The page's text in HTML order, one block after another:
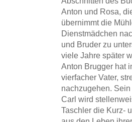
Anton und Rosa,
übernimmt die
Dienstmädchen
und Bruder zu
viele Jahre später
Anton Brugger hat
vierfacher Vater,
nachzugehen.
Carl wird
Taschler die Kurz-